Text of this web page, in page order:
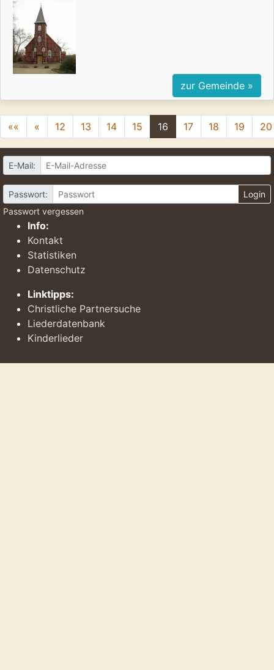
zur Gemeinde »
«« « 12 13 14 15 16 17 18 19 20
E-Mail:
Passwort:
Login
Passwort vergessen
Info:
Kontakt
Statistiken
Datenschutz
Linktipps:
Christliche Partnersuche
Liederdatenbank
Kinderlieder